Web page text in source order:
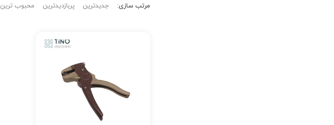
مرتب‌ سازی: جدیدترین پربازدیدترین محبوب ترین